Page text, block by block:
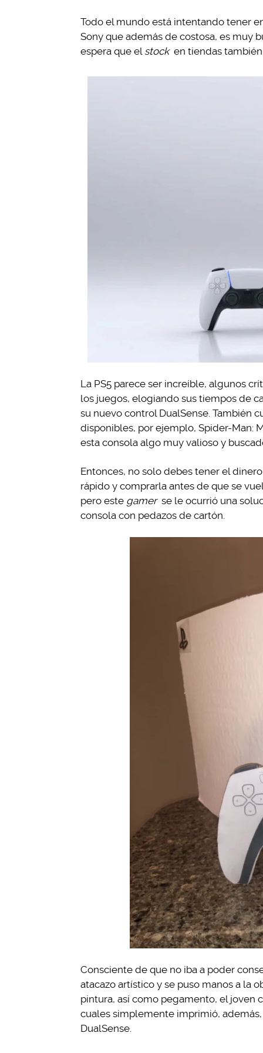
Todo el mundo está intentando tener
Sony que además de costosa, es muy
espera que el stock en tiendas
La PS5 parece ser increíble, algunos
los juegos, elogiando sus tiempos de
su nuevo control DualSense. También
disponibles, por ejemplo, Spider-Man:
esta consola algo muy valioso y
Entonces, no solo debes tener el
rápido y comprarla antes de que se
pero este gamer se le ocurrió una
consola con pedazos de cartón.
Consciente de que no iba a poder
atacazo artístico y se puso manos a la
pintura, así como pegamento, el joven
cuales simplemente imprimió,
DualSense.